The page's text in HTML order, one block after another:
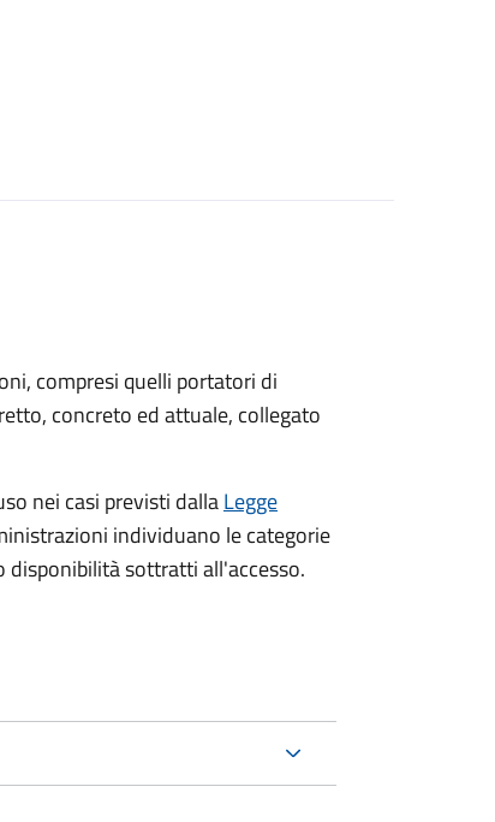
compresi quelli portatori di
concreto ed attuale, collegato
nei casi previsti dallaLegge
individuano le categorie
sottratti all'accesso.